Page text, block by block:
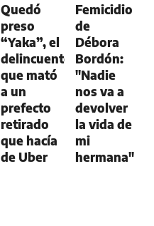
Quedó
preso
“Yaka”, el
delincuente
que mató
a un
prefecto
retirado
que hacía
de Uber
Femicidio
de
Débora
Bordón:
"Nadie
nos va a
devolver
la vida de
mi
hermana"